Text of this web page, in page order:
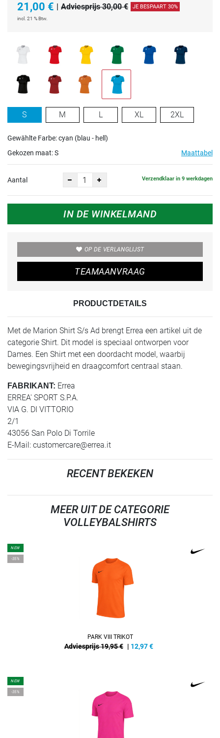
21,00 € | Adviesprijs 30,00 € JE BESPAART 30%
incl. 21 % Btw.
S M L XL 2XL
Gewählte Farbe: cyan (blau - hell)
Gekozen maat:S Maattabel
Aantal Verzendklaar in 9 werkdagen
IN DE WINKELMAND
OP DE VERLANGLIJST
TEAMAANVRAAG
PRODUCTDETAILS
Met de Marion Shirt S/s Ad brengt Errea een artikel uit de
categorie Shirt. Dit model is speciaal ontworpen voor
Dames. Een Shirt met een doordacht model, waarbij
bewegingsvrijheid en draagcomfort centraal staan.
FABRIKANT: Errea
ERREA' SPORT S.P.A.
VIA G. DI VITTORIO
2/1
43056 San Polo Di Torrile
E-Mail: customercare@errea.it
RECENT BEKEKEN
MEER UIT DE CATEGORIE
VOLLEYBALSHIRTS
NEW
-35%
PARK VIII TRIKOT
Adviesprijs 19,95 € | 12,97€
NEW
-35%